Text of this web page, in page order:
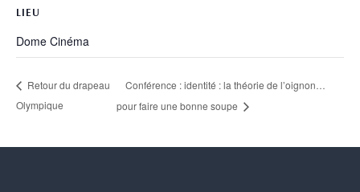
LIEU
Dome Cinéma
Retour du drapeau
Olympique
Conférence : identité : la théorie de l’oignon…
pour faire une bonne soupe